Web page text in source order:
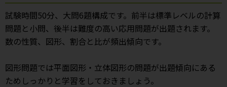
試験時間50分、大問6題構成です。前半は標準レベルの計算
問題と小問、後半は難度の高い応用問題が出題されます。
数の性質、図形、割合と比が頻出傾向です。
図形問題では平面図形・立体図形の問題が出題傾向にある
ためしっかりと学習をしておきましょう。